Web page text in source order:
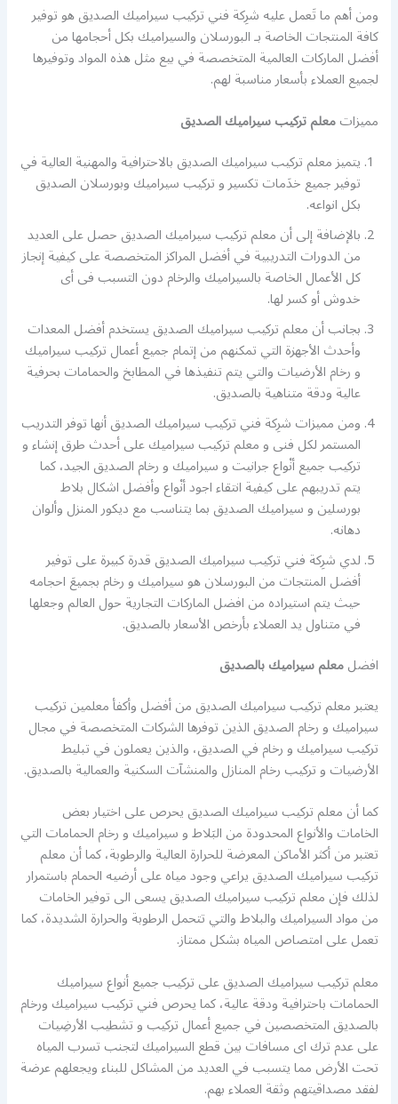
ومن أهم ما تَعمل عليه شرِكة فني تركيب سيراميك الصديق هو توفير
كافة المنتجات الخاصة بـ البورسلان والسيراميك بكل أحجامها من
أفضل الماركات العالمية المتخصصة في بيع مثل هذه المواد وتوفيرها
لجميع العملاء بأسعار مناسبة لهم.
مميزاتمعلم تركيب سيراميك الصديق
يتميز معلم تركيب سيراميك الصديق بالاحترافية والمهنية العالية في
توفير جميع خدَمات تكسير و تركيب سيراميك وبورسلان الصديق
بكل انواعه.
بالإضافة إلى أن معلم تركيب سيراميك الصديق حصل على العديد
من الدورات التدريبية في أفضل المراكز المتخصصة على كيفية إنجاز
كل الأعمال الخاصة بالسيراميك والرخام دون التسبب فى أى
خدوش أو كسر لها.
بجانب أن معلم تركيب سيراميك الصديق يستخدم أفضل المعدات
وأحدث الأجهزة التي تمكنهم من إتمام جميع أعمال تركيب سيراميك
و رخام الأرضيات والتي يتم تنفيذها في المطابخ والحمامات بحرفية
عالية ودقة متناهية بالصديق.
ومن مميزات شرِكة فني تركيب سيراميك الصديق أنها توفر التدريب
المستمر لكل فنى و معلم تركيب سيراميك على أحدث طرق إنشاء و
تركيب جميع أنْواع جرانيت و سيراميك و رخام الصديق الجيد، كما
يتم تدريبهم على كيفية انتقاء اجود أنْواع وأفضل اشكال بلاط
بورسلين و سيراميك الصديق بما يتناسب مع ديكور المنزل وألوان
دهانه.
لدي شرِكة فني تركيب سيراميك الصديق قدرة كبيرة على توفير
أفضل المنتجات من البورسلان هو سيراميك و رخام بجميعَ احجامه
حيث يتم استيراده من افضل الماركات التجارية حول العالم وجعلها
في متناول يد العملاء بأرخص الأسعار بالصديق.
افضلمعلم سيراميك بالصديق
يعتبر معلم تركيب سيراميك الصديق من أفضل وأكفأ معلمين تركيب
سيراميك و رخام الصديق الذين توفرها الشركات المتخصصة في مجال
تركيب سيراميك و رخام في الصديق، والذين يعملون في تبليط
الأرضيات و تركيب رخام المنازل والمنشآت السكنية والعمالية بالصديق.
كما أن معلم تركيب سيراميك الصديق يحرص على اختيار بعض
الخامات والأنواع المحدودة من البَلاط و سيراميك و رخام الحمامات التي
تعتبر من أكثر الأماكن المعرضة للحرارة العالية والرطوبة، كما أن معلم
تركيب سيراميك الصديق يراعي وجود مياه على أرضيه الحمام باستمرار
لذلك فإن معلم تركيب سيراميك الصديق يسعى الى توفير الخامات
من مواد السيراميك والبلاط والتي تتحمل الرطوبة والحرارة الشديدة، كما
تعمل على امتصاص المياه بشكل ممتاز.
معلم تركيب سيراميك الصديق على تركيب جميع أنواع سيراميك
الحمامات باحترافية ودقة عالية، كما يحرص فني تركيب سيراميك ورخام
بالصديق المتخصصين في جميع أعمال تركيب و تشطيب الأرضِيات
على عدم ترك اى مسافات بين قطع السيراميك لتجنب تسرب المياه
تحت الأرض مما يتسبب في العديد من المشاكل للبناء ويجعلهم عرضة
لفقد مصداقيتهم وثقة العملاء بهم.